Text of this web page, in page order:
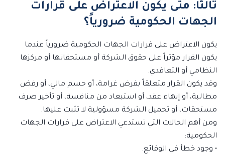
ثالثاً: متى يكون الاعتراض على قرارات
الجهات الحكومية ضرورياً؟
يكون الاعتراض على قرارات الجهات الحكومية ضرورياً عندما
يكون القرار مؤثراً على حقوق الشركة أو مستحقاتها أو مركزها
النظامي أو التعاقدي.
وقد يكون القرار متعلقاً بفرض غرامة، أو حسم مالي، أو رفض
مطالبة، أو إنهاء عقد، أو استبعاد من منافسة، أو تأخير صرف
مستحقات، أو تحميل الشركة مسؤولية لا تثبت عليها.
ومن أهم الحالات التي تستدعي الاعتراض على قرارات الجهات
الحكومية:
• وجود خطأ في الوقائع.